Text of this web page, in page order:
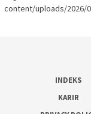
content/uploads/2026/
INDEKS
KARIR